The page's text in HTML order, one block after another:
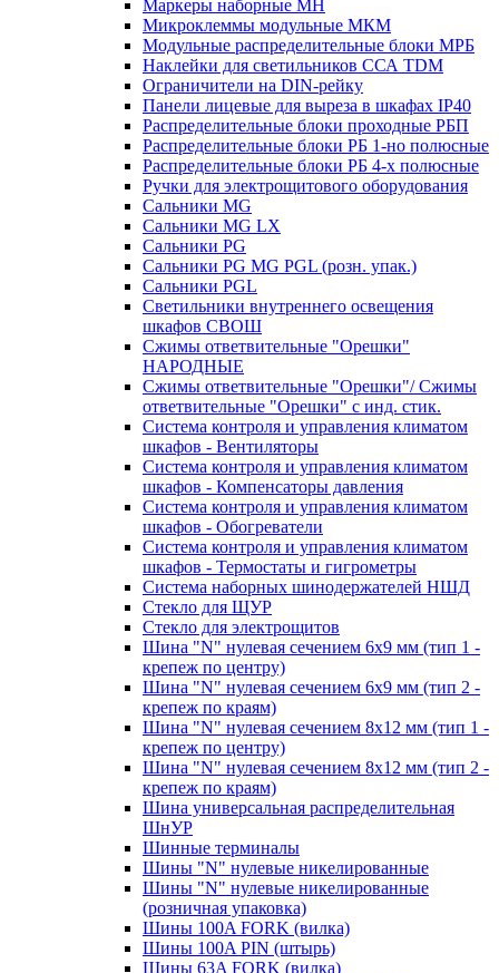
Маркеры наборные МН
Микроклеммы модульные МКМ
Модульные распределительные блоки МРБ
Наклейки для светильников ССА TDM
Ограничители на DIN-рейку
Панели лицевые для выреза в шкафах IP40
Распределительные блоки проходные РБП
Распределительные блоки РБ 1-но полюсные
Распределительные блоки РБ 4-х полюсные
Ручки для электрощитового оборудования
Сальники MG
Сальники MG LX
Сальники PG
Сальники PG MG PGL (розн. упак.)
Сальники PGL
Светильники внутреннего освещения
шкафов СВОШ
Сжимы ответвительные "Орешки"
НАРОДНЫЕ
Сжимы ответвительные "Орешки"/ Сжимы
ответвительные "Орешки" с инд. стик.
Система контроля и управления климатом
шкафов - Вентиляторы
Система контроля и управления климатом
шкафов - Компенсаторы давления
Система контроля и управления климатом
шкафов - Обогреватели
Система контроля и управления климатом
шкафов - Термостаты и гигрометры
Система наборных шинодержателей НШД
Стекло для ЩУР
Стекло для электрощитов
Шина "N" нулевая сечением 6х9 мм (тип 1 -
крепеж по центру)
Шина "N" нулевая сечением 6х9 мм (тип 2 -
крепеж по краям)
Шина "N" нулевая сечением 8х12 мм (тип 1 -
крепеж по центру)
Шина "N" нулевая сечением 8х12 мм (тип 2 -
крепеж по краям)
Шина универсальная распределительная
ШнУР
Шинные терминалы
Шины "N" нулевые никелированные
Шины "N" нулевые никелированные
(розничная упаковка)
Шины 100A FORK (вилка)
Шины 100A PIN (штырь)
Шины 63A FORK (вилка)